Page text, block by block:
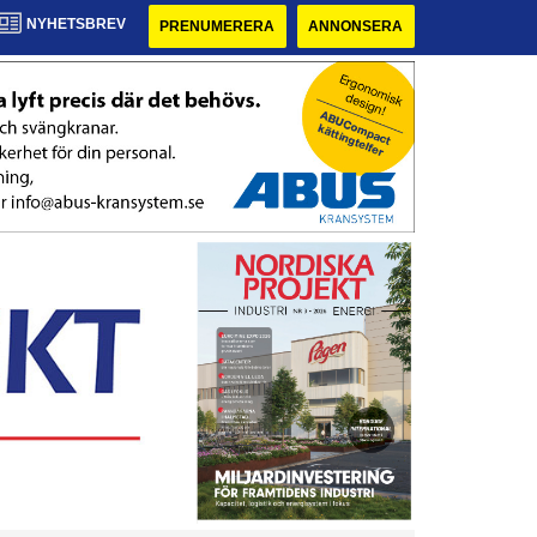
NYHETSBREV PRENUMERERA ANNONSERA